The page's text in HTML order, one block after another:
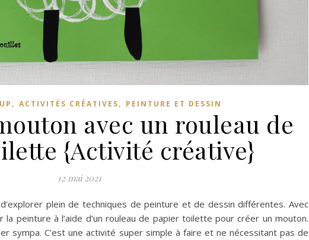
, ACTIVITÉS CRÉATIVES, PEINTURE ET DESSIN
avec un rouleau de
{Activité créative}
12 mai 2021
plein de techniques de peinture et de dessin différentes. Avec
peinture à l’aide d’un rouleau de papier toilette pour créer un mouton.
sympa. C’est une activité super simple à faire et ne nécessitant pas de